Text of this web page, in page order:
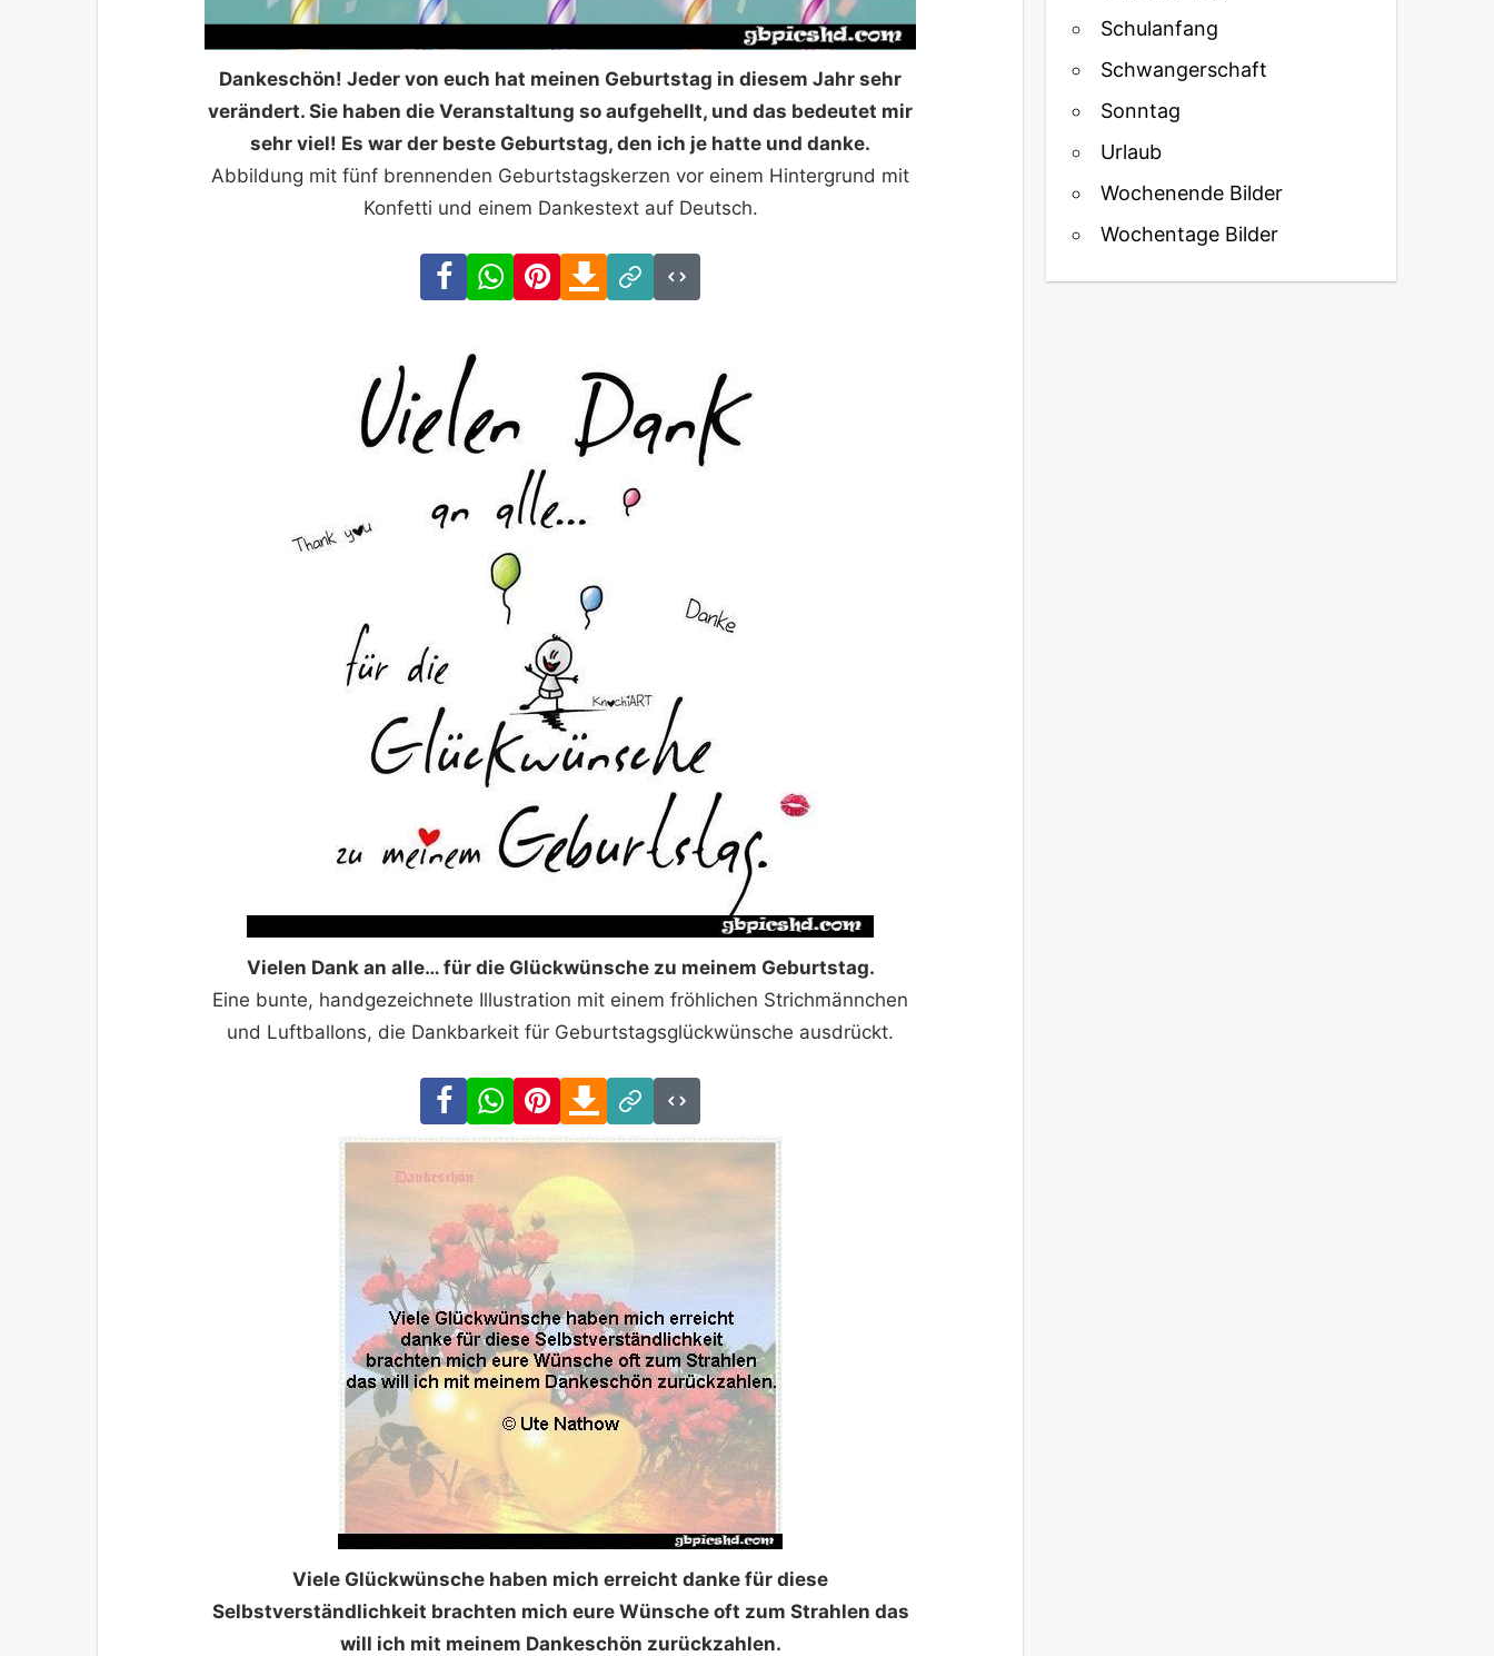
Dankeschön! Jeder von euch hat meinen Geburtstag in diesem Jahr sehr
verändert. Sie haben die Veranstaltung so aufgehellt, und das bedeutet mir
sehr viel! Es war der beste Geburtstag, den ich je hatte und danke.
Abbildung mit fünf brennenden Geburtstagskerzen vor einem Hintergrund mit
Konfetti und einem Dankestext auf Deutsch.
FacebookWhatsAppPinterestDownload
Link
Vielen Dank an alle… für die Glückwünsche zu meinem Geburtstag.
Eine bunte, handgezeichnete Illustration mit einem fröhlichen Strichmännchen
und Luftballons, die Dankbarkeit für Geburtstagsglückwünsche ausdrückt.
FacebookWhatsAppPinterestDownload
Link
Viele Glückwünsche haben mich erreicht danke für diese
Selbstverständlichkeit brachten mich eure Wünsche oft zum Strahlen das
will ich mit meinem Dankeschön zurückzahlen.
Schulanfang
Schwangerschaft
Sonntag
Urlaub
Wochenende Bilder
Wochentage Bilder